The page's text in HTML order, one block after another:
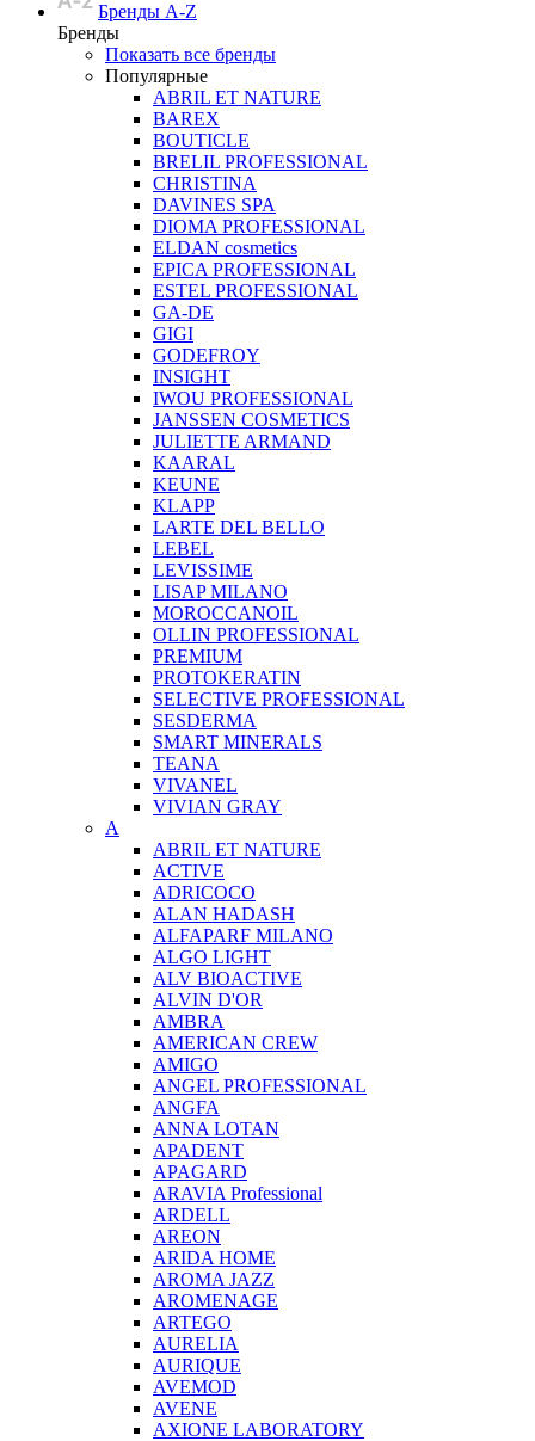
Бренды A-Z
Бренды
Показать все бренды
Популярные
ABRIL ET NATURE
BAREX
BOUTICLE
BRELIL PROFESSIONAL
CHRISTINA
DAVINES SPA
DIOMA PROFESSIONAL
ELDAN cosmetics
EPICA PROFESSIONAL
ESTEL PROFESSIONAL
GA-DE
GIGI
GODEFROY
INSIGHT
IWOU PROFESSIONAL
JANSSEN COSMETICS
JULIETTE ARMAND
KAARAL
KEUNE
KLAPP
LARTE DEL BELLO
LEBEL
LEVISSIME
LISAP MILANO
MOROCCANOIL
OLLIN PROFESSIONAL
PREMIUM
PROTOKERATIN
SELECTIVE PROFESSIONAL
SESDERMA
SMART MINERALS
TEANA
VIVANEL
VIVIAN GRAY
A
ABRIL ET NATURE
ACTIVE
ADRICOCO
ALAN HADASH
ALFAPARF MILANO
ALGO LIGHT
ALV BIOACTIVE
ALVIN D'OR
AMBRA
AMERICAN CREW
AMIGO
ANGEL PROFESSIONAL
ANGFA
ANNA LOTAN
APADENT
APAGARD
ARAVIA Professional
ARDELL
AREON
ARIDA HOME
AROMA JAZZ
AROMENAGE
ARTEGO
AURELIA
AURIQUE
AVEMOD
AVENE
AXIONE LABORATORY